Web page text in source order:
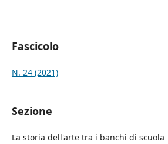
Fascicolo
N. 24 (2021)
Sezione
La storia dell'arte tra i banchi di scuola